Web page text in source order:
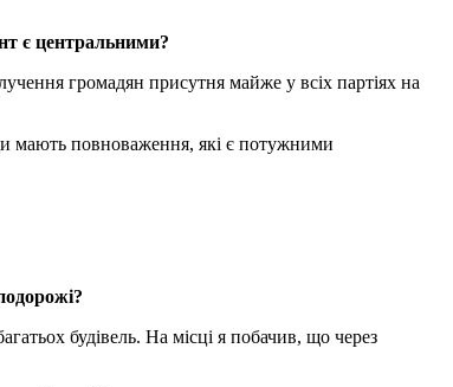
є центральними?
громадян присутня майже у всіх партіях на
мають повноваження, які є потужними
будівель. На місці я побачив, що через